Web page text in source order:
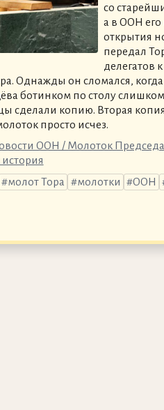
со
а в ООН его
открытия
передал
делегатов
Однажды он сломался, когда
ботинком по столу
сделали копию. Вторая
просто исчез.
ООН / Молоток
молот Тора молотки ООН